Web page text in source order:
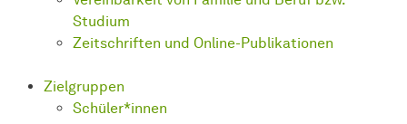
Studium
Zeitschriften und Online-Publikationen
Zielgruppen
Schüler*innen